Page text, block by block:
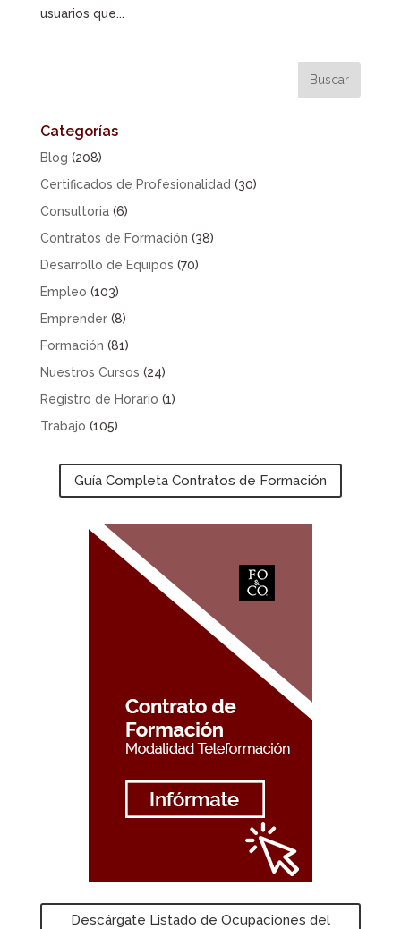
usuarios que...
Categorías
Blog (208)
Certificados de Profesionalidad (30)
Consultoria(6)
Contratos de Formación (38)
Desarrollo de Equipos (70)
Empleo (103)
Emprender(8)
Formación (81)
Nuestros Cursos (24)
Registro de Horario (1)
Trabajo (105)
Guía Completa Contratos de Formación
Descárgate Listado de Ocupaciones del